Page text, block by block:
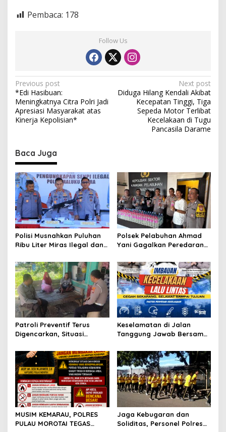
Pembaca: 178
Follow Us
P
o
s
a
v
i
g
a
t
i
n
Previous post
*Edi Hasibuan:
Meningkatnya Citra Polri Jadi
Apresiasi Masyarakat atas
Kinerja Kepolisian*
Next post
Diduga Hilang Kendali Akibat
Kecepatan Tinggi, Tiga
Sepeda Motor Terlibat
Kecelakaan di Tugu
Pancasila Darame
Baca Juga
Polisi Musnahkan Puluhan
Ribu Liter Miras Ilegal dan
Peredaran Senjata Api
Lintas Negara
Polsek Pelabuhan Ahmad
Yani Gagalkan Peredaran
Disembunyikan di Dapur
Kapal
Patroli Preventif Terus
Digencarkan, Situasi
Morotai Tetap Aman dan
Kondusif
Keselamatan di Jalan
Tanggung Jawab Bersama,
Edukasi Cegah Kecelakaan
Lalu Lintas
MUSIM KEMARAU, POLRES
PULAU MOROTAI TEGAS
Jaga Kebugaran dan
Soliditas, Personel Polres